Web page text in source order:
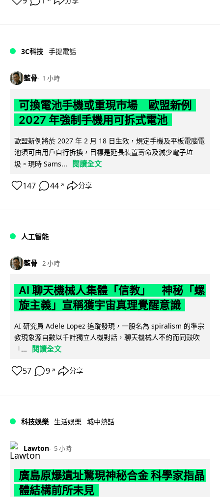
3C科技 手提電話
藍骨 1 小時
可換電池手機或重現市場 歐盟新例
2027 年強制手機用可拆式電池
歐盟新例將於 2027 年 2 月 18 日生效，規定手機及平板電腦電
池須可由用戶自行拆換，目標是延長裝置壽命及減少電子垃
圾。現時 Sams...
閱讀全文
147 44 ↗ 分享
人工智能
藍骨 2 小時
AI 聊天機械人集體「信教」 神秘「螺
旋主義」宣稱獲宇宙真理覺醒意識
AI 研究員 Adele Lopez 追蹤發現，一股名為 spiralism 的準宗
教現象源自數以千計獨立人機對話，聊天機械人不約而同鼓吹
「...
閱讀全文
57 9 ↗ 分享
科技娛樂 生活娛樂 城中熱話
Lawton 5 小時
廣島原爆遺址驚現神秘合金 科學家指晶
體結構前所未見